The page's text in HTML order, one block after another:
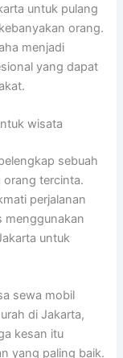
untuk pulang
orang.
menjadi
yang dapat
wisata
sebuah
orang tercinta.
perjalanan
menggunakan
untuk
sewa mobil
di Jakarta,
kesan itu
yang paling baik.